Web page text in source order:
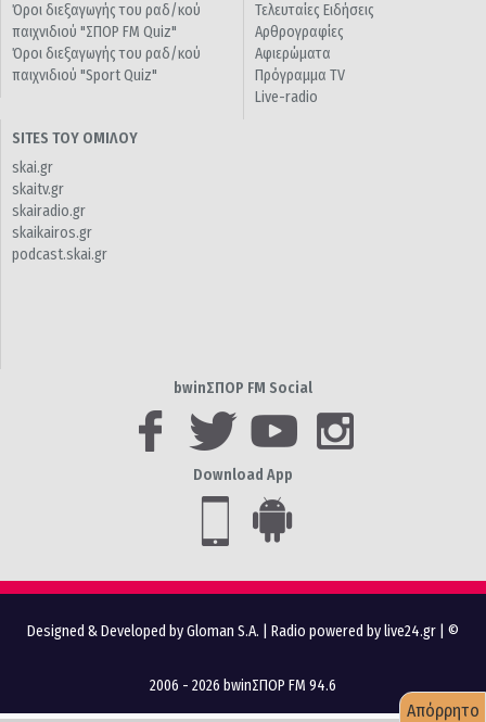
Όροι διεξαγωγής του ραδ/κού
παιχνιδιού "ΣΠΟΡ FM Quiz"
Όροι διεξαγωγής του ραδ/κού
παιχνιδιού "Sport Quiz"
Τελευταίες Ειδήσεις
Αρθρογραφίες
Αφιερώματα
Πρόγραμμα TV
Live-radio
SITES ΤΟΥ ΟΜΙΛΟΥ
skai.gr
skaitv.gr
skairadio.gr
skaikairos.gr
podcast.skai.gr
bwinΣΠΟΡ FM Social
Download App
Designed & Developed by Gloman S.A. Radio powered by live24.gr | ©
2006 - 2026 bwinΣΠΟΡ FM 94.6
Απόρρητο